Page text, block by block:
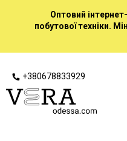
Оптовий
побутової техніки.
+380678833929